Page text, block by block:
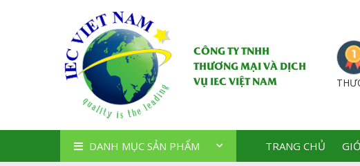
CÔNG TY TNHH
THƯƠNG MẠI VÀ DỊCH
VỤ IEC VIỆT NAM
DANH MỤC SẢN PHẨM TRANG CHỦ